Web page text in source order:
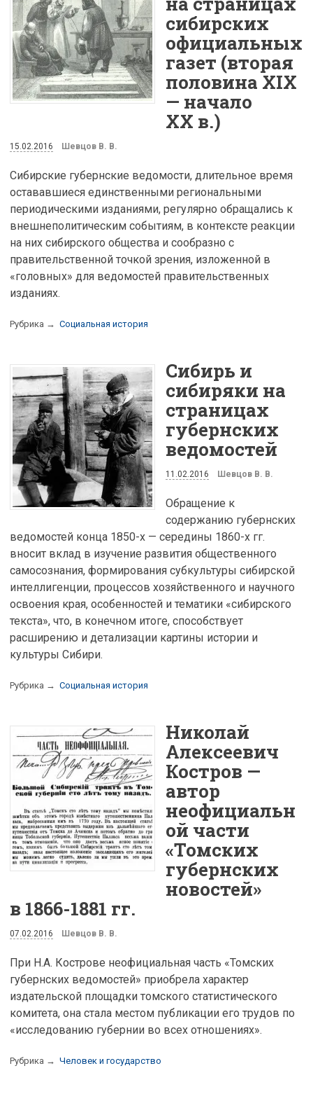
сибирских
официальных
газет (вторая
половина XIX
— начало
XX в.)
15.02.2016 Шевцов В. В.
Сибирские губернские ведомости, длительное время
остававшиеся единственными региональными
периодическими изданиями, регулярно обращались к
внешнеполитическим событиям, в контексте реакции
на них сибирского общества и сообразно с
правительственной точкой зрения, изложенной в
«головных» для ведомостей правительственных
изданиях.
Рубрика → Социальная история
Сибирь и
сибиряки на
страницах
губернских
ведомостей
11.02.2016 Шевцов В. В.
Обращение к
содержанию губернских
ведомостей конца 1850-х — середины 1860-х гг.
вносит вклад в изучение развития общественного
самосознания, формирования субкультуры сибирской
интеллигенции, процессов хозяйственного и научного
освоения края, особенностей и тематики «сибирского
текста», что, в конечном итоге, способствует
расширению и детализации картины истории и
культуры Сибири.
Рубрика → Социальная история
Николай
Алексеевич
Костров —
автор
неофициальн
ой части
«Томских
губернских
новостей»
в 1866-1881 гг.
07.02.2016 Шевцов В. В.
При Н.А. Кострове неофициальная часть «Томских
губернских ведомостей» приобрела характер
издательской площадки томского статистического
комитета, она стала местом публикации его трудов по
«исследованию губернии во всех отношениях».
Рубрика → Человек и государство